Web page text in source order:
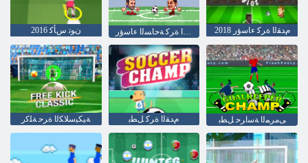
2016 ﻥﻮﺗ ﺱﺄﻛ ﻡﻮﺠﻧ ﻊﻴﻤﺟ ﻡﺪﻘﻟﺍ ﺓﺮﻛ ﺔﺣﺎﺴﻟﺍ ءﺎﺳﺅﺭ 2018 ﻡﺪﻘﻟﺍ ﺓﺮﻛ ءﺎﺳﺅﺭ
ﺔﻴﻜﻴﺳﻼ ﻜﻟﺍ ﺓﺮﺣ ﺔﻠﻛﺭ ﻡﺪﻘﻟﺍ ﺓﺮﻛ ﻞﻄﺑ ﻰﻣﺮﻤﻟﺍ ﺔﺳﺍﺮﺣ ﻞﻄﺑ